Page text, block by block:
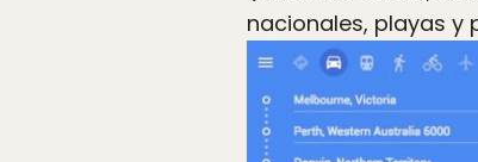
nacionales, playas y